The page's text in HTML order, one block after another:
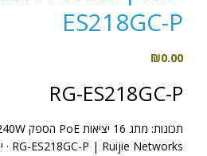
ES218GC-P
₪0.00
RG-ES218GC-P
תכונות:
Ruijie Networks
|
RG-ES218GC-P
·